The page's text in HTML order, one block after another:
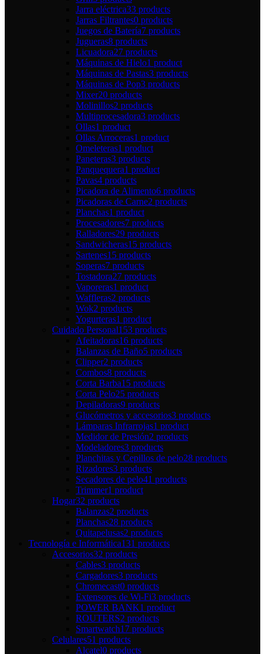
Jarra eléctrica33 products
Jarras Filtrantes0 products
Juegos de Batería7 products
Jugueras8 products
Licuadora27 products
Máquinas de Hielo1 product
Máquinas de Pastas3 products
Máquinas de Pop3 products
Mixer20 products
Molinillos2 products
Multiprocesadora3 products
Ollas1 product
Ollas Arroceras1 product
Omeleteras1 product
Paneteras3 products
Panquequera1 product
Pavas4 products
Picadora de Alimento6 products
Picadoras de Carne2 products
Planchas1 product
Procesadores7 products
Ralladores29 products
Sandwicheras15 products
Sartenes15 products
Soperas7 products
Tostadora27 products
Vaporeras1 product
Waffleras2 products
Wok2 products
Yogurteras1 product
Cuidado Personal153 products
Afeitadoras16 products
Balanzas de Baño5 products
Clipper2 products
Combos8 products
Corta Barba15 products
Corta Pelo25 products
Depiladoras9 products
Glucómetros y accesorios3 products
Lámparas Infrarrojas1 product
Medidor de Presión2 products
Modeladores3 products
Planchitas y Cepillos de pelo28 products
Rizadores3 products
Secadores de pelo41 products
Trimmer1 product
Hogar32 products
Balanzas2 products
Planchas28 products
Quitapelusas2 products
Tecnología e Informática131 products
Accesorios32 products
Cables3 products
Cargadores3 products
Chromecast0 products
Extensores de Wi-Fi3 products
POWER BANK1 product
ROUTERS2 products
Smartwatch17 products
Celulares51 products
Alcatel0 products